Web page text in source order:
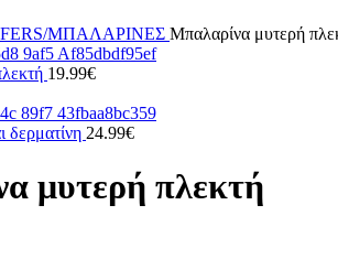
ΜΠΑΛΑΡΙΝΕΣ Μπαλαρίνα μυτερή
19.99€
δερματίνη 24.99€
μυτερή πλεκτή